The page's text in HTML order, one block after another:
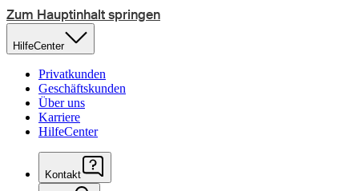
Zum Hauptinhalt springen
HilfeCenter
Privatkunden
Geschäftskunden
Über uns
Karriere
HilfeCenter
Kontakt